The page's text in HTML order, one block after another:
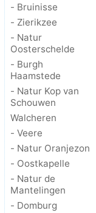
- Bruinisse
- Zierikzee
- Natur
Oosterschelde
- Burgh
Haamstede
- Natur Kop van
Schouwen
Walcheren
- Veere
- Natur Oranjezon
- Oostkapelle
- Natur de
Mantelingen
- Domburg